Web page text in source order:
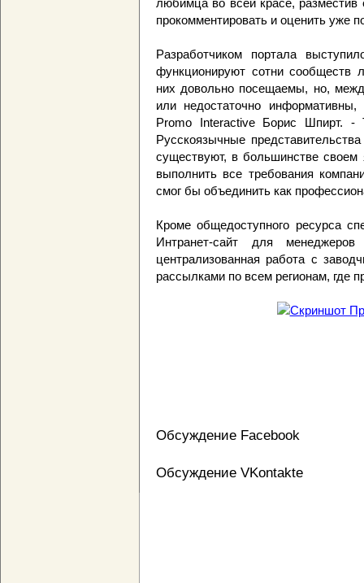
любимца во всей красе,
прокомментировать и оценить уже
Разработчиком портала
функционируют сотни сообществ
них довольно посещаемы, но,
или недостаточно
Promo Interactive Борис Шпирт. -
Русскоязычные
существуют, в большинстве
выполнить все требования
смог бы объединить как
Кроме общедоступного ресурса
Интранет-сайт для
централизованная работа с
рассылками по всем регионам, где
Обсуждение Facebook
Обсуждение VKontakte